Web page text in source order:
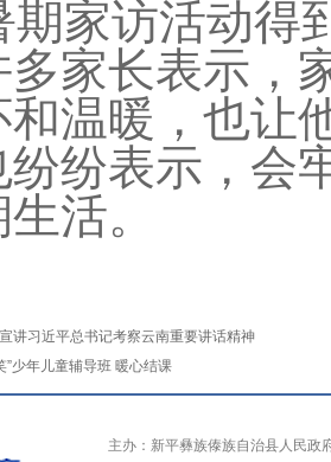
期家访活动得
家长表示，
温暖，也让
纷表示，会
活。
讲习近平总书记考察云南重要讲话精神
”少年儿童辅导班 暖心结课
主办：新平彝族傣族自治县人民